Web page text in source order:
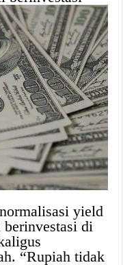
yield
di
“Rupiah tidak